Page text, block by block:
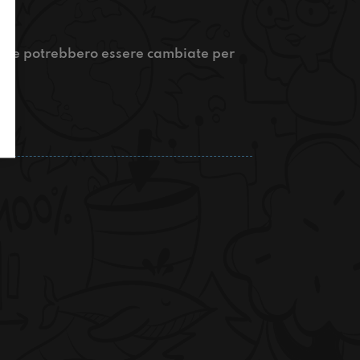
potrebbero essere cambiate per